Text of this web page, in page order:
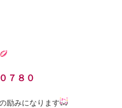
８０
励みになります